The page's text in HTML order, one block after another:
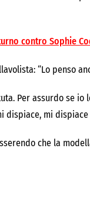
contro Sophie
“Lo penso
Per assurdo se
dispiace, mi dispiace
che la